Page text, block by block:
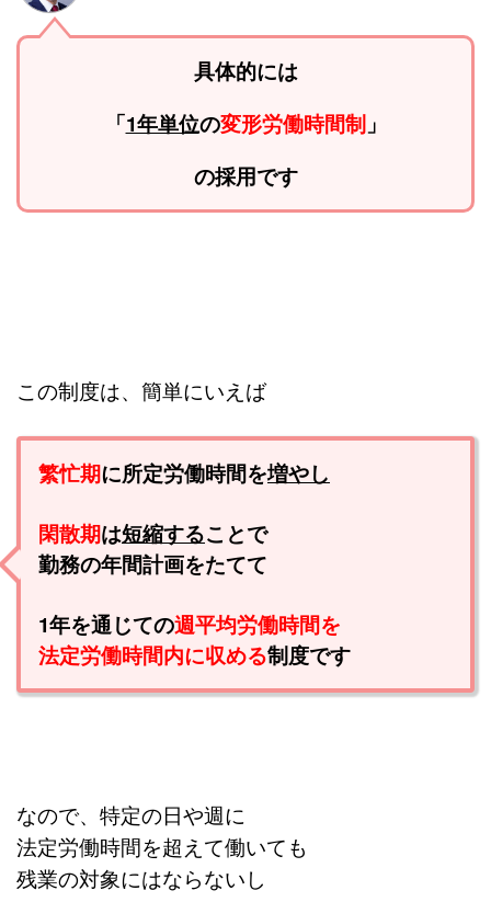
具体的には
「1年単位の変形労働時間制」
の採用です
この制度は、簡単にいえば
繁忙期に所定労働時間を増やし
閑散期は短縮することで
勤務の年間計画をたてて
1年を通じての週平均労働時間を
法定労働時間内に収める制度です
なので、特定の日や週に
法定労働時間を超えて働いても
残業の対象にはならないし